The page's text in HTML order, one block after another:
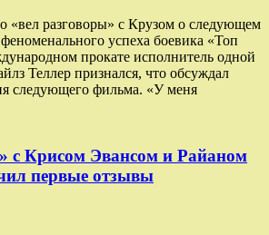
«вел разговоры» с Крузом о следующем
успеха боевика «Топ
прокате исполнитель одной
Теллер признался, что обсуждал
следующего фильма. «У меня
с Крисом Эвансом и Райаном
первые отзывы